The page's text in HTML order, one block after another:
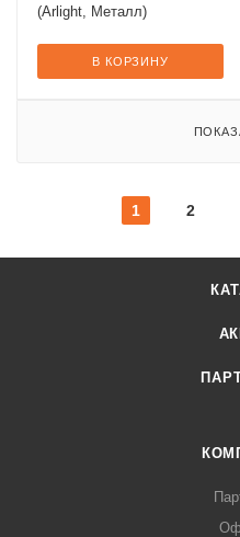
(Arlight, Металл)
В КОРЗИНУ
1 2